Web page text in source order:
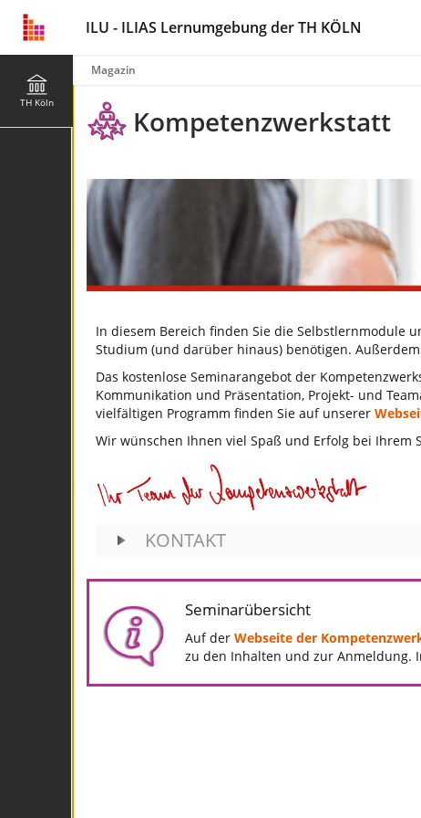
ILU - ILIAS Lernumgebung der TH KÖLN
TH Köln
Magazin
Kompetenzwerkstatt
In diesem Bereich finden Sie die Selbstlernmodule
Studium (und darüber hinaus) benötigen.
Das kostenlose Seminarangebot der
Kommunikation und Präsentation, Projekt- und
vielfältigen Programm finden Sie auf unserer
Wir wünschen Ihnen viel Spaß und Erfolg bei Ihrem
KONTAKT
Seminarübersicht
Auf der Webseite der
zu den Inhalten und zur Anmeldung.